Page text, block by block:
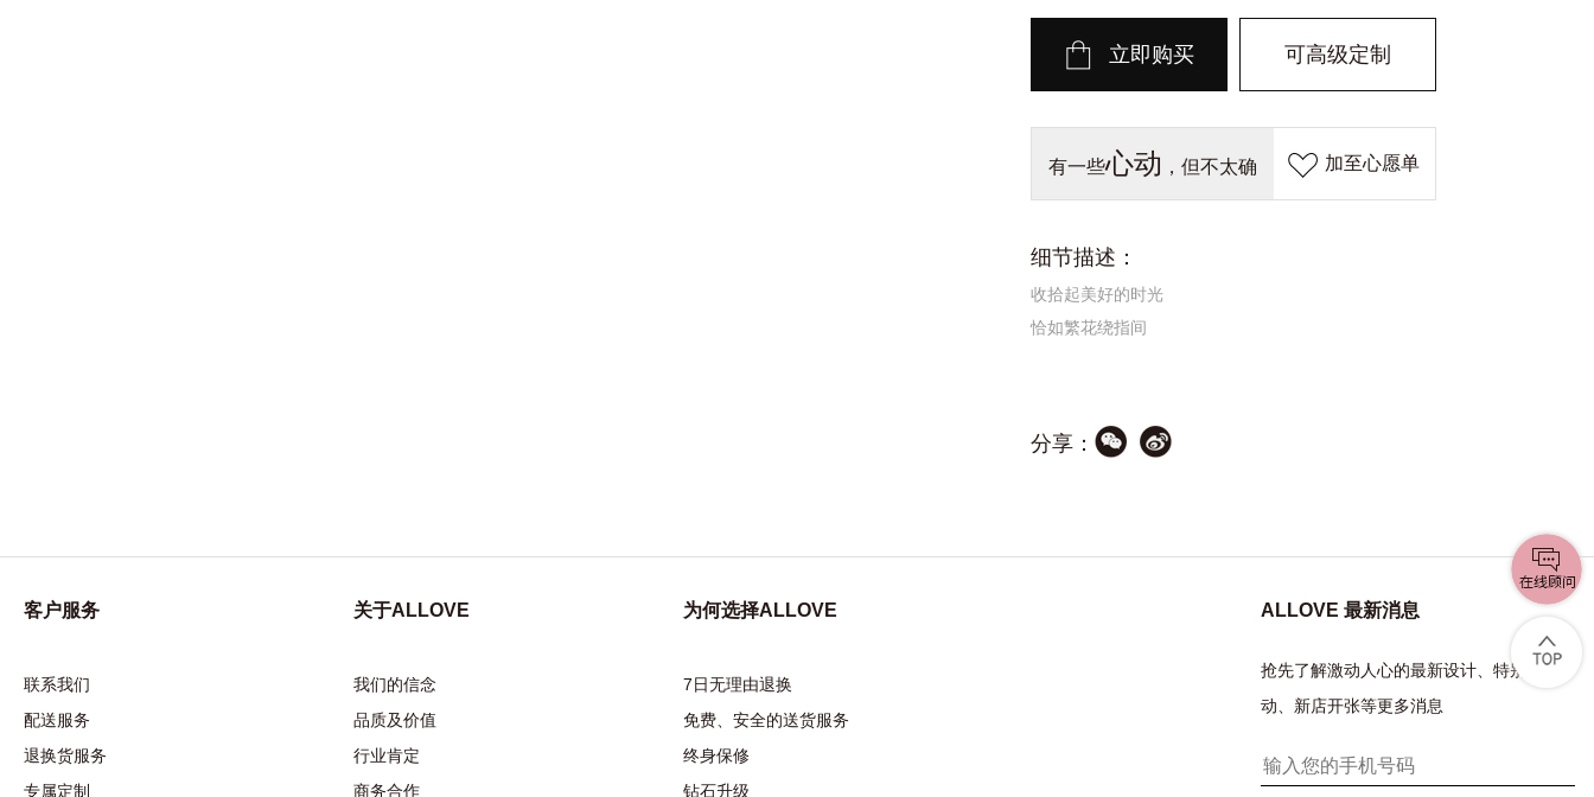
立即购买 可高级定制
有一些心动 ，但不太确 加至心愿单
细节描述：
收拾起美好的时光
恰如繁花绕指间
分享：
客户服务
联系我们
配送服务
退换货服务
专属定制
关于ALLOVE
我们的信念
品质及价值
行业肯定
商务合作
为何选择ALLOVE
7日无理由退换
免费、安全的送货服务
终身保修
钻石升级
ALLOVE 最新消息
抢先了解激动人心的最新设计、特别活
动、新店开张等更多消息